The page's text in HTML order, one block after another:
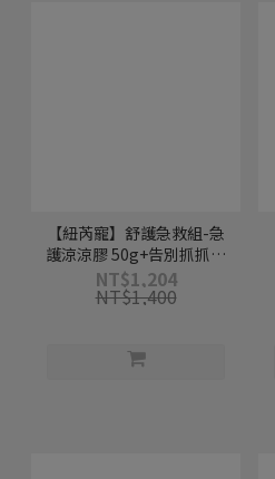
【紐芮寵】舒護急救組-急
護涼涼膠 50g+告別抓抓霜
75g
NT$1,204
NT$1,400